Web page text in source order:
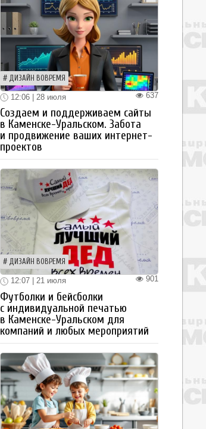
ДИЗАЙН ВОВРЕМЯ
637
12:06 | 28 июля
Создаем и поддерживаем сайты
в Каменске-Уральском. Забота
и продвижение ваших интернет-
проектов
ДИЗАЙН ВОВРЕМЯ
901
12:07 | 21 июля
Футболки и бейсболки
с индивидуальной печатью
в Каменске-Уральском для
компаний и любых мероприятий